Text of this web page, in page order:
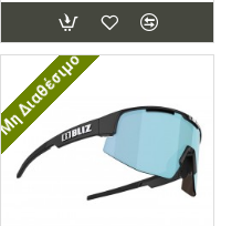
Μη Διαθέσιμο